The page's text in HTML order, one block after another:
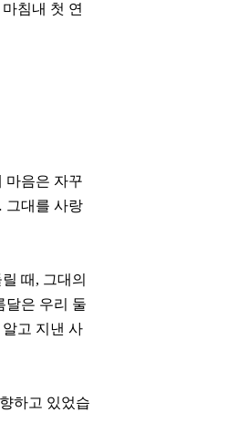
침내 첫 연
마음은 자꾸
그대를 사랑
때, 그대의
달은 우리 둘
고 지낸 사
하고 있었습